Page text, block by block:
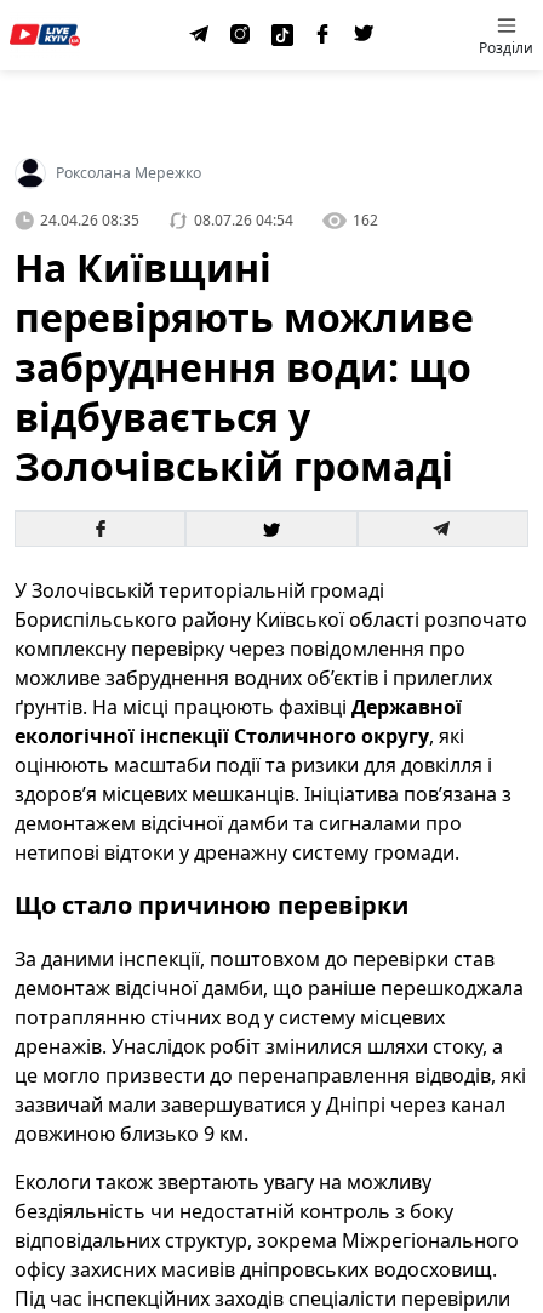
Розділи
Роксолана Мережко
24.04.26 08:35 08.07.26 04:54 162
На Київщині
перевіряють можливе
забруднення води: що
відбувається у
Золочівській громаді
У Золочівській територіальній громаді
Бориспільського району Київської області розпочато
комплексну перевірку через повідомлення про
можливе забруднення водних об’єктів і прилеглих
ґрунтів. На місці працюють фахівці Державної
екологічної інспекції Столичного округу, які
оцінюють масштаби події та ризики для довкілля і
здоров’я місцевих мешканців. Ініціатива пов’язана з
демонтажем відсічної дамби та сигналами про
нетипові відтоки у дренажну систему громади.
Що стало причиною перевірки
За даними інспекції, поштовхом до перевірки став
демонтаж відсічної дамби, що раніше перешкоджала
потраплянню стічних вод у систему місцевих
дренажів. Унаслідок робіт змінилися шляхи стоку, а
це могло призвести до перенаправлення відводів, які
зазвичай мали завершуватися у Дніпрі через канал
довжиною близько 9 км.
Екологи також звертають увагу на можливу
бездіяльність чи недостатній контроль з боку
відповідальних структур, зокрема Міжрегіонального
офісу захисних масивів дніпровських водосховищ.
Під час інспекційних заходів спеціалісти перевірили